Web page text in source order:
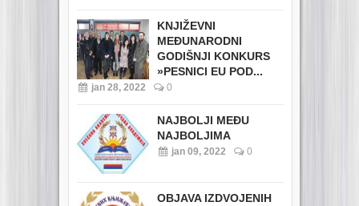
KNJIŽEVNI
MEĐUNARODNI
GODIŠNJI KONKURS
»PESNICI EU POD...
jan 28, 2022 0
NAJBOLJI MEĐU
NAJBOLJIMA
jan 09, 2022 0
OBJAVA IZDVOJENIH